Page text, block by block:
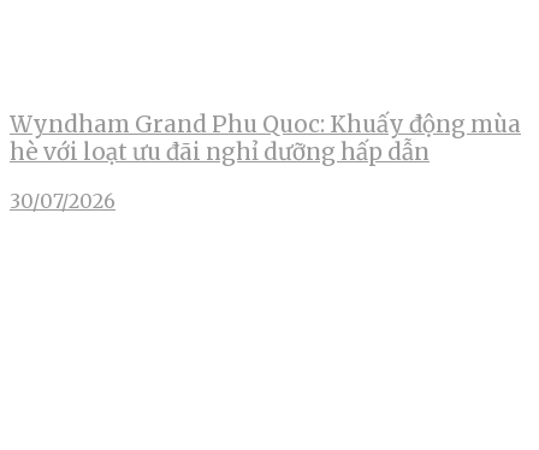
Wyndham Grand Phu Quoc: Khuấy động mùa
hè với loạt ưu đãi nghỉ dưỡng hấp dẫn
30/07/2026